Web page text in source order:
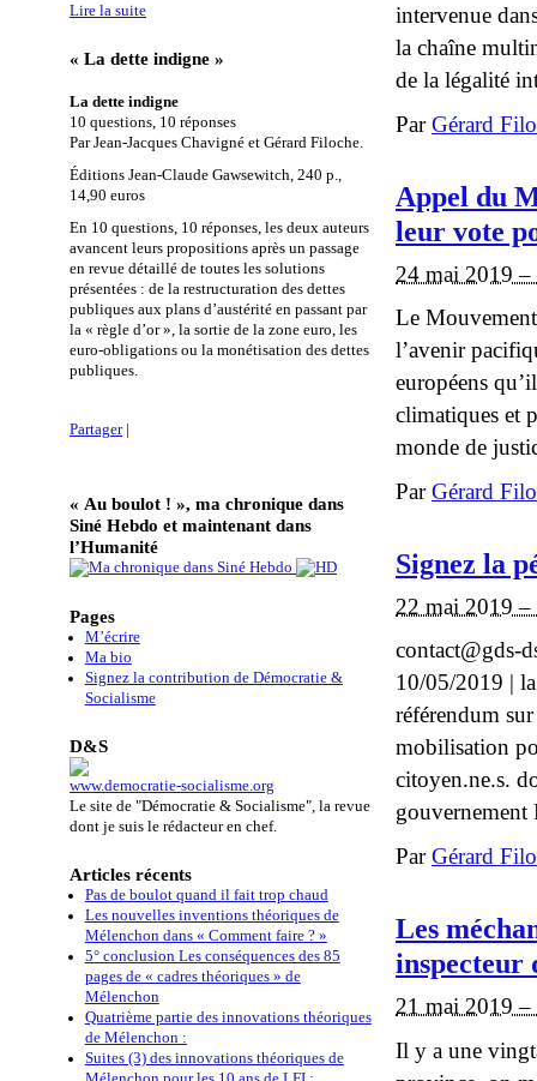
intervenue
la chaîne
de la légalité
ParGérard
Appel du
leur vote
24 mai 2019
Le
l’avenir
européens
climatiques et
monde de
ParGérard
Signez la
22 mai 2019
contact@gds-
10/05/2019 |
référendum
mobilisation
citoyen.ne.s.
ParGérard
Les
inspecteur
21 mai 2019
Il y a une
Lire la suite
« La dette indigne »
La dette indigne
10 questions, 10 réponses
Par Jean-Jacques Chavigné et Gérard Filoche.
Éditions Jean-Claude Gawsewitch, 240 p.,
14,90 euros
En 10 questions, 10 réponses, les deux auteurs
avancent leurs propositions après un passage
en revue détaillé de toutes les solutions
présentées : de la restructuration des dettes
publiques aux plans d’austérité en passant par
la « règle d’or », la sortie de la zone euro, les
euro-obligations ou la monétisation des dettes
publiques.
Partager |
« Au boulot ! », ma chronique dans
Siné Hebdo et maintenant dans
l’Humanité
Pages
M’écrire
Ma bio
Signez la contribution de Démocratie &
Socialisme
D&S
www.democratie-socialisme.org
Le site de "Démocratie & Socialisme", la revue
dont je suis le rédacteur en chef.
Articles récents
Pas de boulot quand il fait trop chaud
Les nouvelles inventions théoriques de
Mélenchon dans « Comment faire ? »
5° conclusion Les conséquences des 85
pages de « cadres théoriques » de
Mélenchon
Quatrième partie des innovations théoriques
de Mélenchon :
Suites (3) des innovations théoriques de